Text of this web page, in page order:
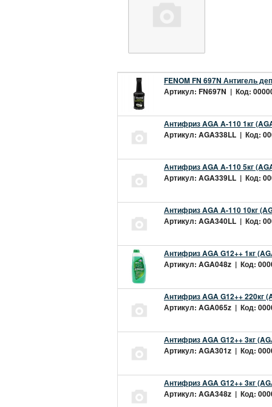
FENOM FN 697N Антигель
Артикул: FN697N | Код:
Антифриз AGA A-110 1кг
Артикул: AGA338LL | Код:
Антифриз AGA A-110 5кг
Артикул: AGA339LL | Код:
Антифриз AGA A-110 10кг
Артикул: AGA340LL | Код:
Антифриз AGA G12++ 1кг
Артикул: AGA048z | Код:
Антифриз AGA G12++ 220кг
Артикул: AGA065z | Код:
Антифриз AGA G12++ 3кг
Артикул: AGA301z | Код:
Антифриз AGA G12++ 3кг
Артикул: AGA348z | Код: